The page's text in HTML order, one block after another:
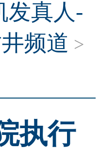
发真人-
频道 >
执行